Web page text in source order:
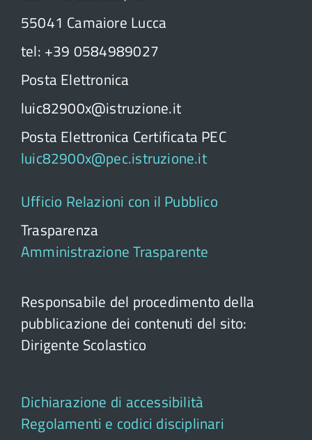
55041 Camaiore Lucca
tel: +39 0584989027
Posta Elettronica
luic82900x@istruzione.it
Posta Elettronica Certificata PEC
luic82900x@pec.istruzione.it
Ufficio Relazioni con il Pubblico
Trasparenza
Amministrazione Trasparente
Responsabile del procedimento della
pubblicazione dei contenuti del sito:
Dirigente Scolastico
Dichiarazione di accessibilità
Regolamenti e codici disciplinari